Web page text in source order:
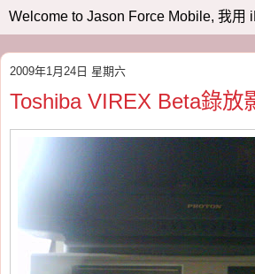
Welcome to Jason Force Mobile, 我用
2009年1月24日 星期六
Toshiba VIREX Beta錄放